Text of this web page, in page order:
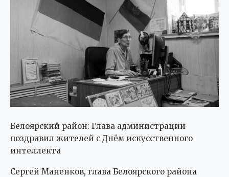
Белоярский район: Глава администрации
поздравил жителей с Днём искусственного
интеллекта
Сергей Маненков, глава Белоярского района